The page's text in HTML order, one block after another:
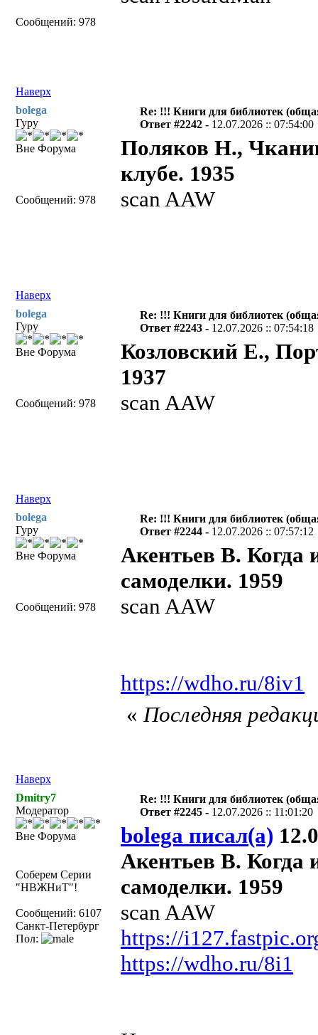
Сообщений: 978
Наверх
bolega
Гуру
Вне Форума
Сообщений: 978
Re: !!! Книги для библиотек
Ответ #2242 - 12.07.2026 :: 07:54:00
Поляков Н.,
клубе. 1935
scan AAW
Наверх
bolega
Гуру
Вне Форума
Сообщений: 978
Re: !!! Книги для библиотек
Ответ #2243 - 12.07.2026 :: 07:54:18
Козловский Е.,
1937
scan AAW
Наверх
bolega
Гуру
Вне Форума
Сообщений: 978
Re: !!! Книги для библиотек
Ответ #2244 - 12.07.2026 :: 07:57:12
Акентьев В. Когда
самоделки. 1959
scan AAW
https://wdho.ru/8iv1
Наверх
«Последняя
Dmitry7
Модератор
Вне Форума
Соберем Серии
"НВЖНиТ"!
Сообщений: 6107
Санкт-Петербург
Пол:
Re: !!! Книги для библиотек
Ответ #2245 - 12.07.2026 :: 11:01:20
bolega писал(а)
Акентьев В. Когда
самоделки. 1959
scan AAW
https://
https://wdho.ru/8i1